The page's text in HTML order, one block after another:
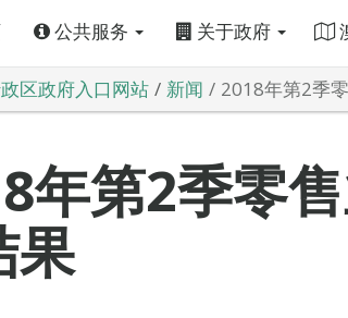
公共服务 关于政府
区政府入口网站 新闻 2018年第2季
年第2季零
果